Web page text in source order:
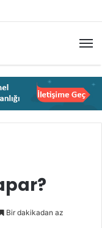
Bir dakikadan az